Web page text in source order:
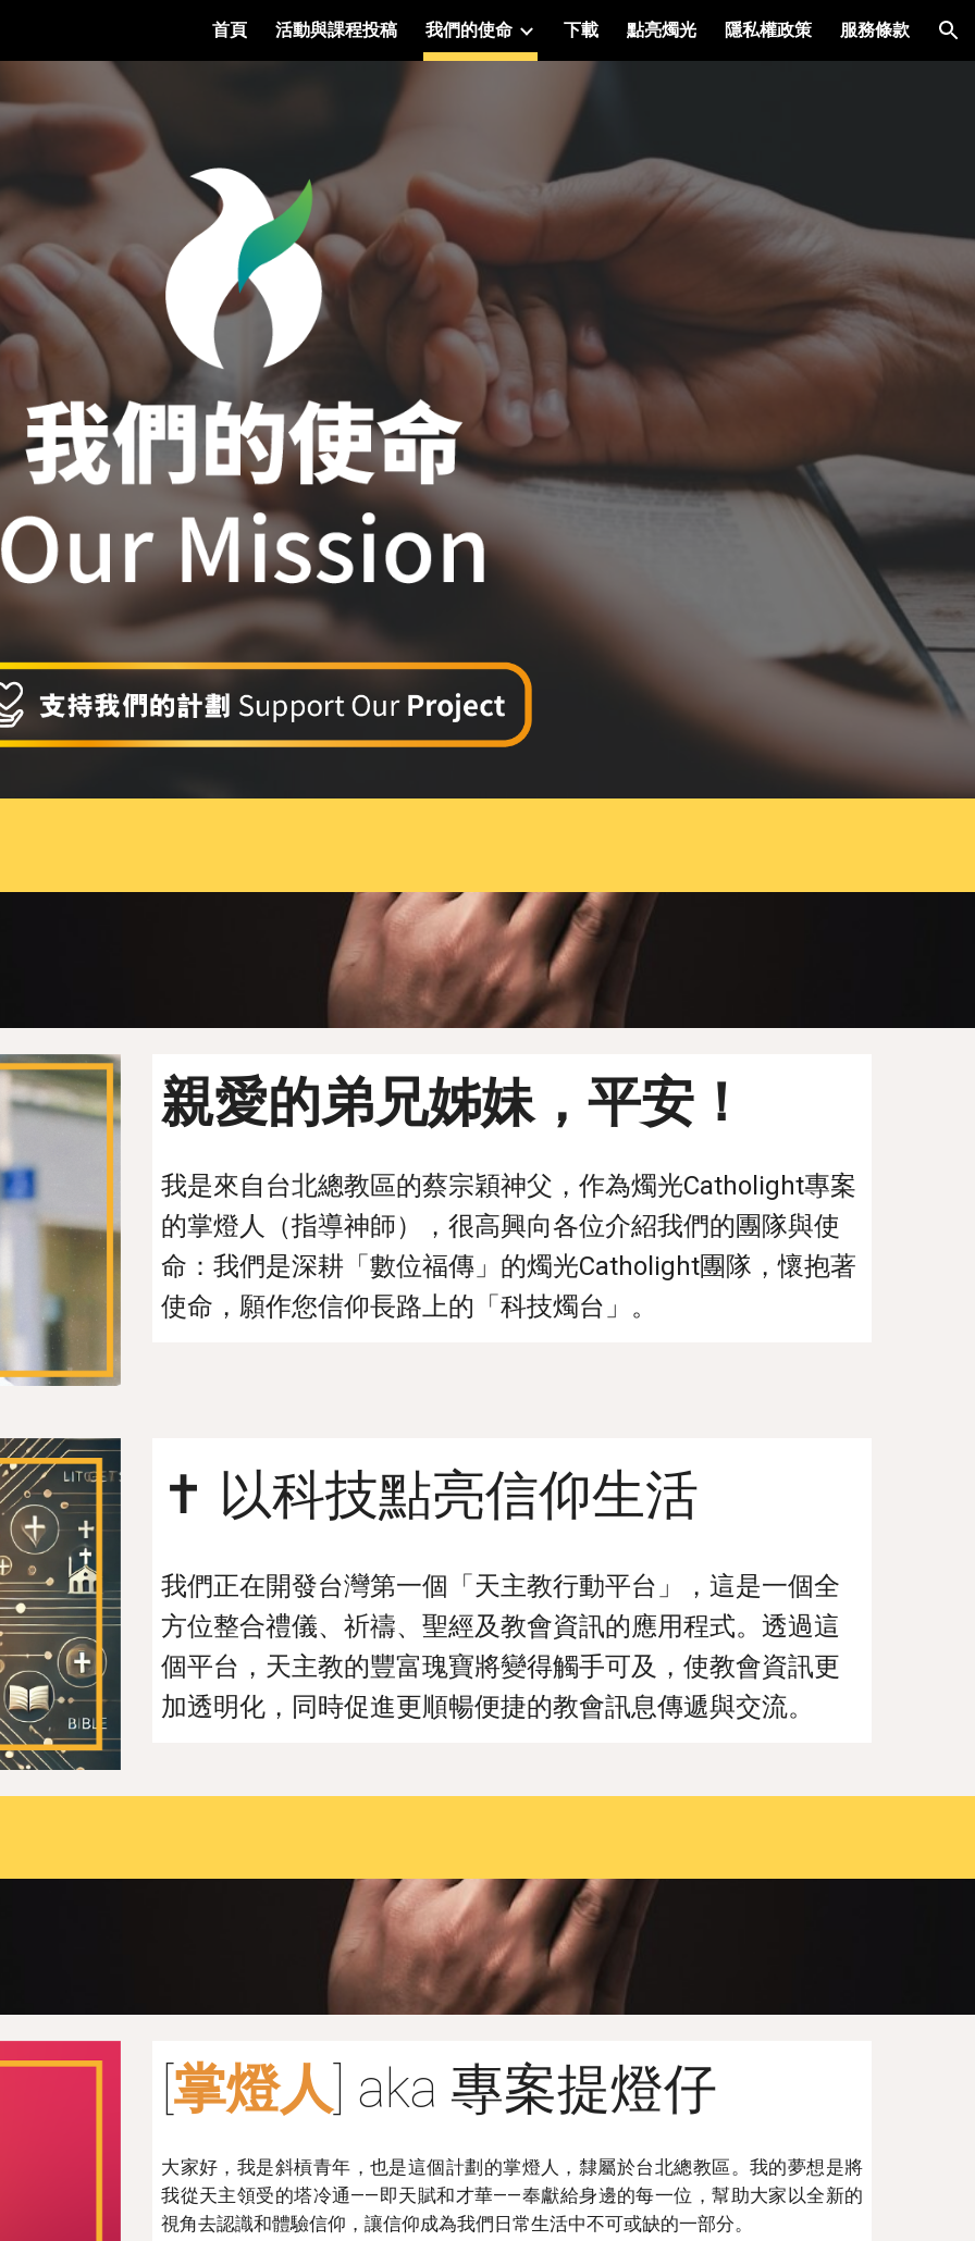
Skip to navigation
首頁 活動與課程投稿 我們的使命 下載 點亮燭光 隱私權政策 服務條款
親愛的弟兄姊妹，平安！
我是來自台北總教區的蔡宗穎神父，作為燭光Catholight專案
的掌燈人（指導神師），很高興向各位介紹我們的團隊與使
命：我們是深耕「數位福傳」的燭光Catholight團隊，懷抱著
使命，願作您信仰長路上的「科技燭台」。
✝️ 以科技點亮信仰生活
我們正在開發台灣第一個「天主教行動平台」，這是一個全
方位整合禮儀、祈禱、聖經及教會資訊的應用程式。透過這
個平台，天主教的豐富瑰寶將變得觸手可及，使教會資訊更
加透明化，同時促進更順暢便捷的教會訊息傳遞與交流。
掌燈人 ] aka 專案提燈仔
大家好，我是斜槓青年，也是這個計劃的掌燈人，隸屬於台北總教區。我的夢想是將
我從天主領受的塔冷通——即天賦和才華——奉獻給身邊的每一位，幫助大家以全新的
視角去認識和體驗信仰，讓信仰成為我們日常生活中不可或缺的一部分。